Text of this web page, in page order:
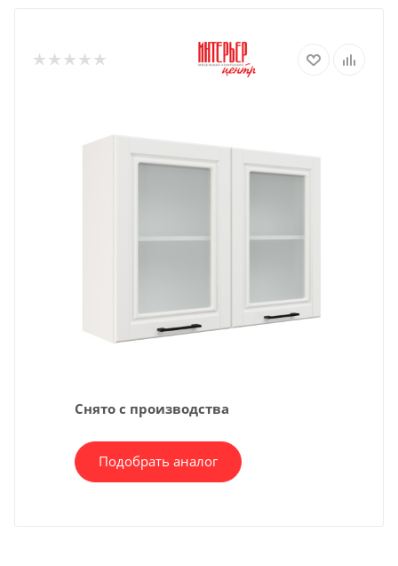
Снято с производства
Подобрать аналог